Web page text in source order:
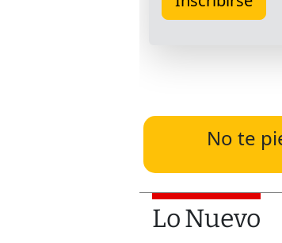
No te
Lo Nuevo